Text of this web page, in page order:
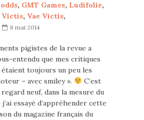
, GMT Games, Ludifolie,
Victis, Vae Victis,
8 mai 2014
pigistes de la revue a
entendu que mes critiques
étaient toujours un peu les
– avec smiley ».
C’est
regard neuf, dans la mesure du
essayé d’appréhender cette
du magazine français du